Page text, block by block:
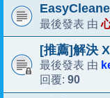
最後發表 由
[推薦]解決
最後發表 由
回覆: 90